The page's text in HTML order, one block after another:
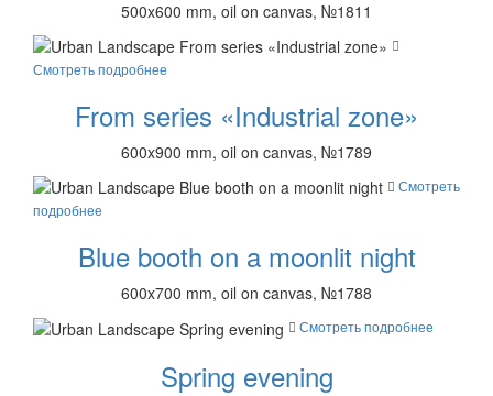
500x600 mm, oil on canvas, №1811
Смотреть подробнее
From series «Industrial zone»
600x900 mm, oil on canvas, №1789
Смотреть
подробнее
Blue booth on a moonlit night
600x700 mm, oil on canvas, №1788
Смотреть подробнее
Spring evening